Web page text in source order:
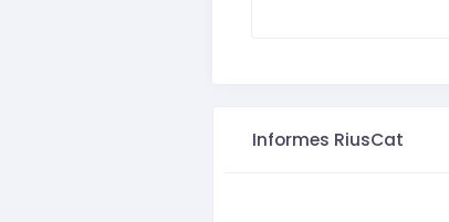
Informes RiusCat